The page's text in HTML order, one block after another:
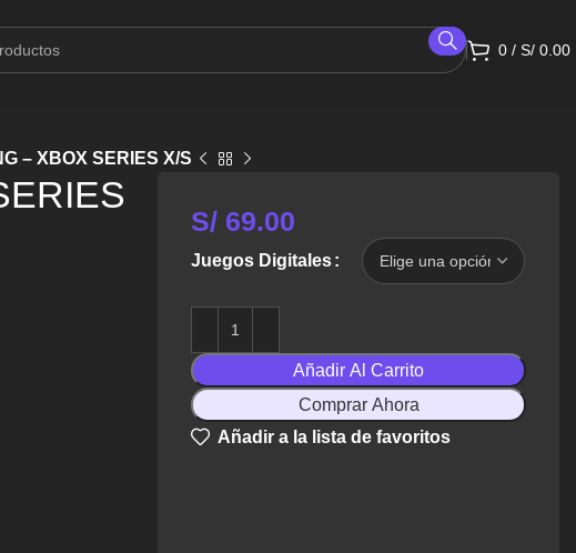
0 / S/ 0.00
– XBOX SERIES X/S
S/ 69.00
Juegos Digitales
Añadir Al Carrito
Comprar Ahora
Añadir a la lista de favoritos